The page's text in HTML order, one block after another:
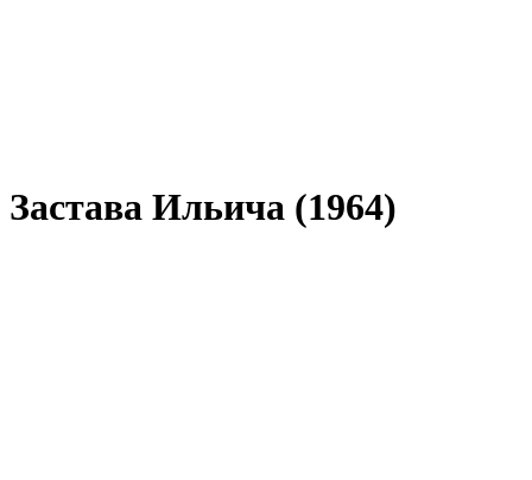
Застава Ильича (1964)